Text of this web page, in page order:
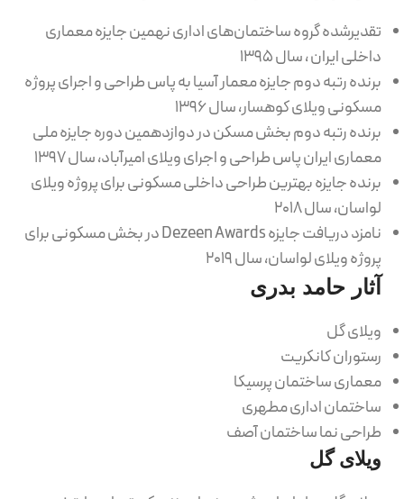
تقدیرشده گروه ساختمان‌های اداری نهمین جایزه معماری
داخلی ایران ، سال ۱۳۹۵
برنده رتبه دوم جایزه معمار آسیا به پاس طراحی و اجرای پروژه
مسکونی ویلای کوهسار، سال ۱۳۹۶
برنده رتبه دوم بخش مسکن در دوازدهمین دوره جایزه ملی
معماری ایران پاس طراحی و اجرای ویلای امیرآباد، سال ۱۳۹۷
برنده جایزه بهترین طراحی داخلی مسکونی برای پروژه ویلای
لواسان، سال ۲۰۱۸
نامزد دریافت جایزه Dezeen Awards در بخش مسکونی برای
پروژه ویلای لواسان، سال ۲۰۱۹
آثار حامد بدری
ویلای گل
رستوران کانکریت
معماری ساختمان پرسیکا
ساختمان اداری مطهری
طراحی نما ساختمان آصف
ویلای گل